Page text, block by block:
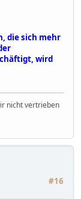
die sich mehr
wird
nicht vertrieben
#16